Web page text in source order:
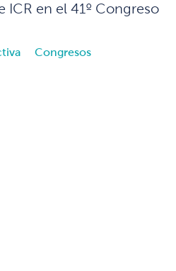
ICR en el 41º Congreso
Congresos